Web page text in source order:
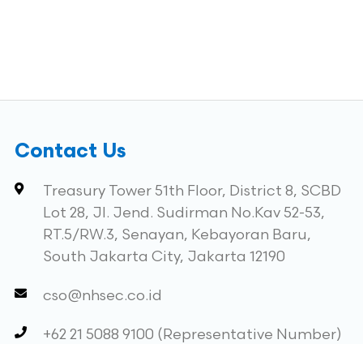
Contact Us
Treasury Tower 51th Floor, District 8, SCBD
Lot 28, Jl. Jend. Sudirman No.Kav 52-53,
RT.5/RW.3, Senayan, Kebayoran Baru,
South Jakarta City, Jakarta 12190
cso@nhsec.co.id
+62 21 5088 9100 (Representative Number)